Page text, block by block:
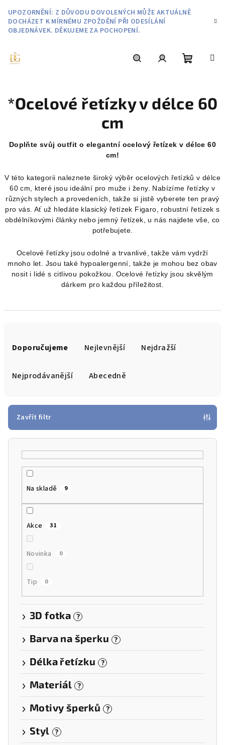
obsah
UPOZORNĚNÍ: Z DŮVODU DOVOLENÝCH MŮŽE AKTUÁLNĚ
DOCHÁZET K MÍRNÉMU ZPOŽDĚNÍ PŘI ODESÍLÁNÍ
OBJEDNÁVEK. DĚKUJEME ZA POCHOPENÍ.
košík
*Ocelové řetízky v délce 60
cm
Doplňte svůj outfit o elegantní ocelový řetízek v délce 60
cm!
V této kategorii naleznete široký výběr ocelových řetízků v délce
60 cm, které jsou ideální pro muže i ženy. Nabízíme řetízky v
různých stylech a provedeních, takže si jistě vyberete ten pravý
pro vás. Ať už hledáte klasický řetízek Figaro, robustní řetízek s
obdélníkovými články nebo jemný řetízek, u nás najdete vše, co
potřebujete.
Ocelové řetízky jsou odolné a trvanlivé, takže vám vydrží
mnoho let. Jsou také hypoalergenní, takže je mohou bez obav
nosit i lidé s citlivou pokožkou. Ocelové řetízky jsou skvělým
dárkem pro každou příležitost.
r
o
Doporučujeme Nejlevnější Nejdražší
Nejprodávanější Abecedně
Zavřít filtr
Na skladě 9
Akce 31
Novinka 0
Tip 0
3D fotka ?
Barva na šperku ?
Délka řetízku ?
Materiál ?
Motivy šperků ?
Styl ?